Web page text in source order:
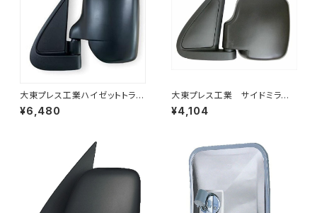
大東プレス工業ハイゼットトラッ
ク S201C S211C S201P S211
Pサイドミラー/ドアミラー (助手
¥6,480
大東プレス工業 サイドミラー/
バックミラー ダイハツ ハイ
ゼット 左 99年～ DI-647
¥4,104